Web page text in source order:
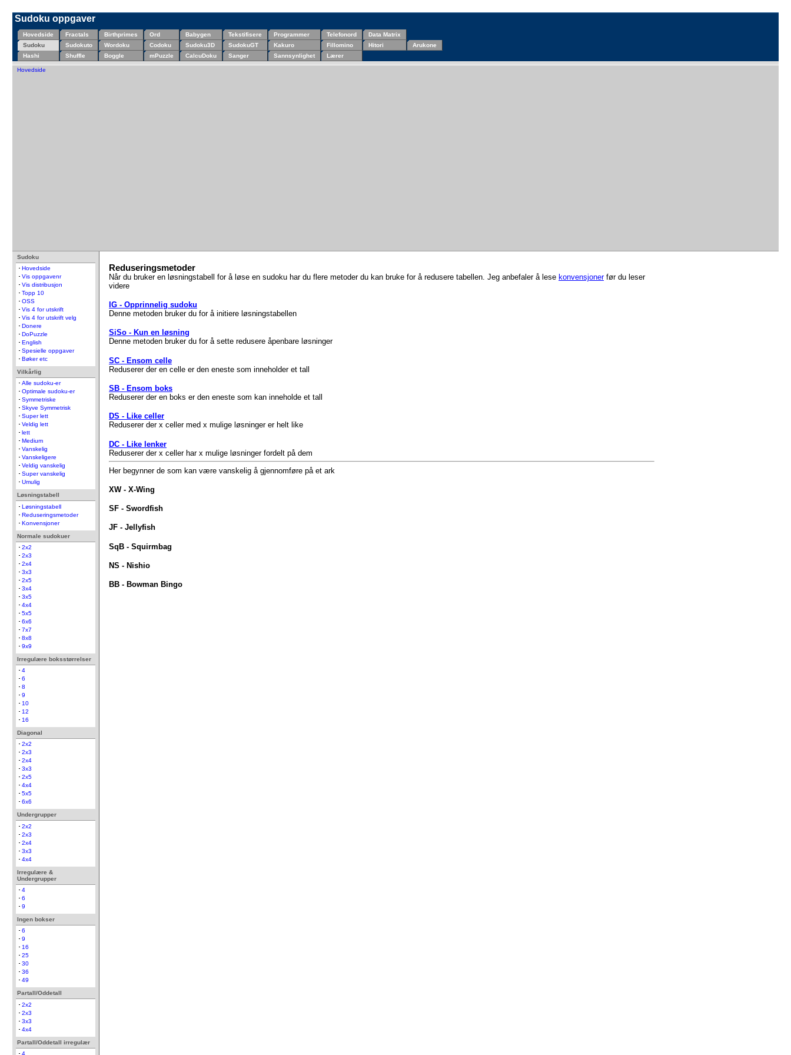
Sudoku oppgaver
Hovedside Fractals Birthprimes Ord Babygen Tekstifisere Programmer Telefonord
Data Matrix
Sudoku
Sudokuto Wordoku Codoku Sudoku3D SudokuGT Kakuro Fillomino Hitori
Arukone
Hashi
Shuffle Boggle mPuzzle CalcuDoku Sanger Sannsynlighet Lærer
Hovedside
Sudoku
Hovedside
Vis oppgavenr
Vis distribusjon
Topp 10
OSS
Vis 4 for utskrift
Vis 4 for utskrift velg
Donere
DoPuzzle
English
Spesielle oppgaver
Bøker etc
Vilkårlig
Alle sudoku-er
Optimale sudoku-er
Symmetriske
Skyve Symmetrisk
Super lett
Veldig lett
lett
Medium
Vanskelig
Vanskeligere
Veldig vanskelig
Super vanskelig
Umulig
Løsningstabell
Løsningstabell
Reduseringsmetoder
Konvensjoner
Normale sudokuer
2x2
2x3
2x4
3x3
2x5
3x4
3x5
4x4
5x5
6x6
7x7
8x8
9x9
Irregulære boksstørrelser
4
6
8
9
10
12
16
Diagonal
2x2
2x3
2x4
3x3
2x5
4x4
5x5
6x6
Undergrupper
2x2
2x3
2x4
3x3
4x4
Irregulære &
Undergrupper
4
6
9
Ingen bokser
6
9
16
25
30
36
49
Partall/Oddetall
2x2
2x3
3x3
4x4
Partall/Oddetall irregulær
4
Reduseringsmetoder
Når du bruker en løsningstabell for å løse en sudoku har du flere metoder du kan bruke for å redusere tabellen. Jeg anbefaler å lese konvensjonerfør du leser
videre
IG - Opprinnelig sudoku
Denne metoden bruker du for å initiere løsningstabellen
SiSo - Kun en løsning
Denne metoden bruker du for å sette redusere åpenbare løsninger
SC - Ensom celle
Reduserer der en celle er den eneste som inneholder et tall
SB - Ensom boks
Reduserer der en boks er den eneste som kan inneholde et tall
DS - Like celler
Reduserer der x celler med x mulige løsninger er helt like
DC - Like lenker
Reduserer der x celler har x mulige løsninger fordelt på dem
Her begynner de som kan være vanskelig å gjennomføre på et ark
XW - X-Wing
SF - Swordfish
JF - Jellyfish
SqB - Squirmbag
NS - Nishio
BB - Bowman Bingo